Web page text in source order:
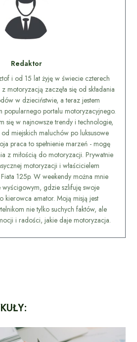
Redaktor
i od 15 lat żyję w świecie czterech
motoryzacją zaczęła się od składania
w dzieciństwie, a teraz jestem
popularnego portalu motoryzacyjnego.
się w najnowsze trendy i technologie,
miejskich maluchów po luksusowe
praca to spełnienie marzeń - mogę
z miłością do motoryzacji. Prywatnie
motoryzacji i właścicielem
125p. W weekendy można mnie
wyścigowym, gdzie szlifuję swoje
kierowca amator. Moją misją jest
nie tylko suchych faktów, ale
i radości, jakie daje motoryzacja.